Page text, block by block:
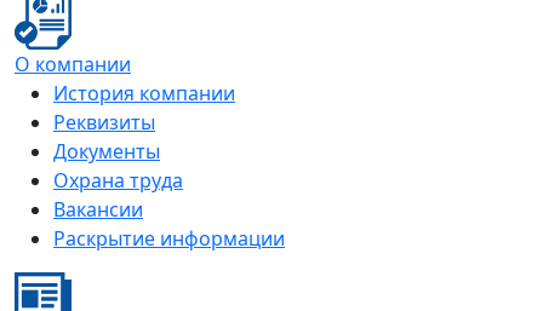
О компании
История компании
Реквизиты
Документы
Охрана труда
Вакансии
Раскрытие информации